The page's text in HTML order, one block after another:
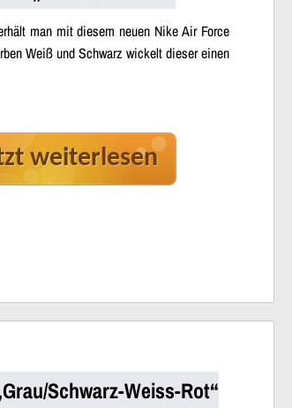
man mit diesem neuen Nike Air Force
Weiß und Schwarz wickelt dieser einen
weiterlesen
Schwarz-Weiss-Rot“